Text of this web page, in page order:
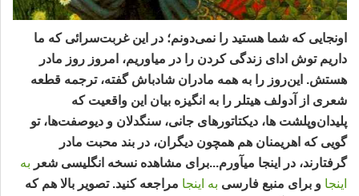
اونجایی که شما هستید را نمی‌دونم؛ در این غربت‌سرائی که ما
داریم توش ادای زندگی‌ کردن را در میاوریم، امروز روز مادر
هستش. این‌روز را به همه مادران شادباش گفته، ترجمه قطعه
شعری از آدولف هیتلر را به انگیزه بیان این واقعیت که
پلیدان‌و‌پلشت ها، دیکتاتور‌های جانی، سنگدلان و دیو‌صفت‌ها، تو
گویی که اهریمنان هم همچون دیگران، در بند محبت مادر
گرفتارند، در اینجا میآورم...برای مشاهده نسخه انگلیسی‌ شعر به
اینجا و برای منبع فارسی‌ به اینجا مراجعه کنید. تصویر بالا هم که